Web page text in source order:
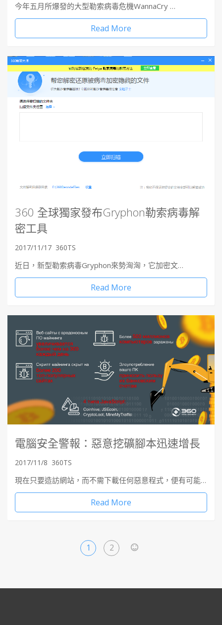
今年五月所爆發的大型勒索病毒危機WannaCry …
Read More
360 全球獨家發布Gryphon勒索病毒解
密工具
2017/11/17 360TS
近日，新型勒索病毒Gryphon來勢洶洶，它加密文…
Read More
電腦安全警報：惡意挖礦腳本迅速增長
2017/11/8 360TS
現在只要造訪網站，而不需下載任何惡意程式，便有可能…
Read More
1 2